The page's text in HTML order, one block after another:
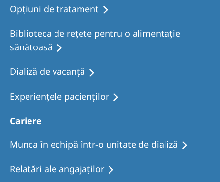
Opţiuni de tratament
Biblioteca de rețete pentru o alimentație
sănătoasă
Dializă de vacanţă
Experiențele pacienților
Cariere
Munca în echipă într-o unitate de dializă
Relatări ale angajaților